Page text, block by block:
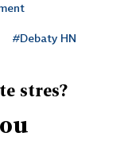
#Debaty HN
stres?